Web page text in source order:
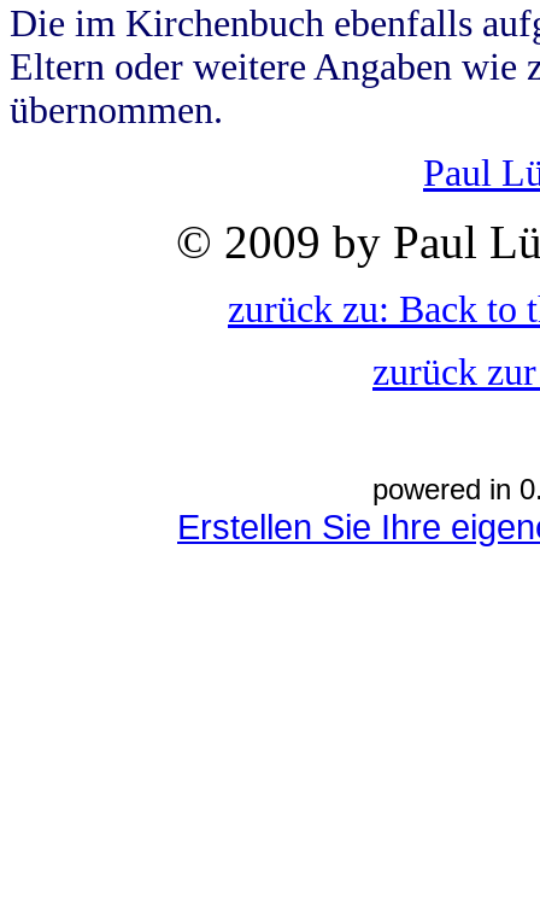
Die im Kirchenbuch ebenfalls
Eltern oder weitere Angaben wie
übernommen.
Paul
© 2009 by Paul
zurück zu: Back to
zurück
powered in
Erstellen Sie Ihre